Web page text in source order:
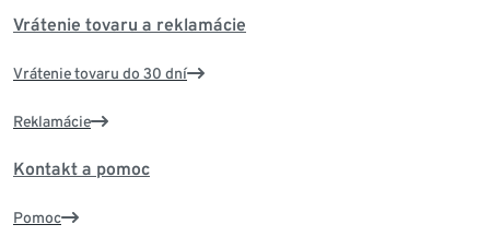
Vrátenie tovaru a reklamácie
Vrátenie tovaru do 30 dní
Reklamácie
Kontakt a pomoc
Pomoc